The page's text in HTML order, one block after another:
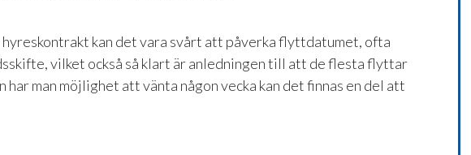
kan det vara svårt att påverka flyttdatumet, ofta
vilket också så klart är anledningen till att de flesta flyttar
har man möjlighet att vänta någon vecka kan det finnas en del att